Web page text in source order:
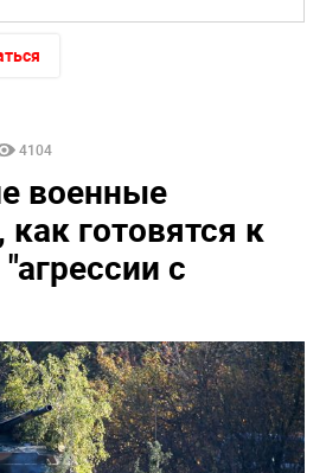
4104
военные
как готовятся к
с